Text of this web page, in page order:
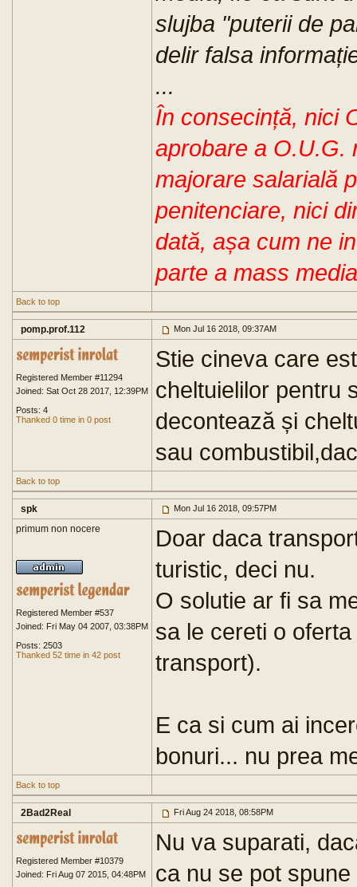
slujba "puterii de
delir falsa
...
În consecință, nici
aprobare a O.U.G.
majorare salarială
penitenciare, nici
dată, așa cum ne
parte a mass
Back to top
pomp.prof.112 Mon Jul 16 2018, 09:37AM
Registered Member #11294
Joined: Sat Oct 28 2017, 12:39PM
Posts: 4
Thanked 0 time in 0 post
Stie cineva care
cheltuielilor pentru
decontează și
sau
Back to top
spk Mon Jul 16 2018, 09:57PM
primum non nocere
Registered Member #537
Joined: Fri May 04 2007, 03:38PM
Posts: 2503
Thanked 52 time in 42 post
Doar daca
turistic, deci nu.
O solutie ar fi sa
sa le cereti o
transport).
E ca si cum ai
bonuri... nu prea
Back to top
2Bad2Real Fri Aug 24 2018, 08:58PM
Registered Member #10379
Joined: Fri Aug 07 2015, 04:48PM
Nu va suparati,
ca nu se pot